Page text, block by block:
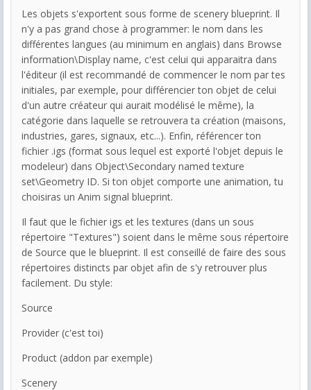
Les objets s'exportent sous forme de scenery blueprint. Il
n'y a pas grand chose à programmer: le nom dans les
différentes langues (au minimum en anglais) dans Browse
information\Display name, c'est celui qui apparaitra dans
l'éditeur (il est recommandé de commencer le nom par tes
initiales, par exemple, pour différencier ton objet de celui
d'un autre créateur qui aurait modélisé le même), la
catégorie dans laquelle se retrouvera ta création (maisons,
industries, gares, signaux, etc...). Enfin, référencer ton
fichier .igs (format sous lequel est exporté l'objet depuis le
modeleur) dans Object\Secondary named texture
set\Geometry ID. Si ton objet comporte une animation, tu
choisiras un Anim signal blueprint.
Il faut que le fichier igs et les textures (dans un sous
répertoire "Textures") soient dans le même sous répertoire
de Source que le blueprint. Il est conseillé de faire des sous
répertoires distincts par objet afin de s'y retrouver plus
facilement. Du style:
Source
Provider (c'est toi)
Product (addon par exemple)
Scenery